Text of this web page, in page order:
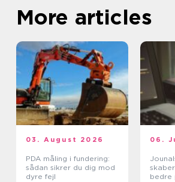
More articles
03. August 2026
PDA måling i fundering:
sådan sikrer du dig mod
dyre fejl
06.
bedre